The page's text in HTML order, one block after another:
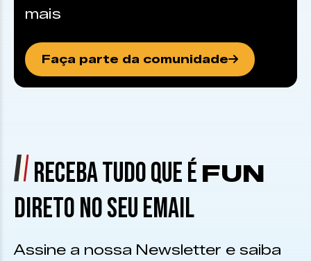
mais
Faça parte da comunidade
RECEBA TUDO QUE É FUN
DIRETO NO SEU EMAIL
Assine a nossa Newsletter e saiba